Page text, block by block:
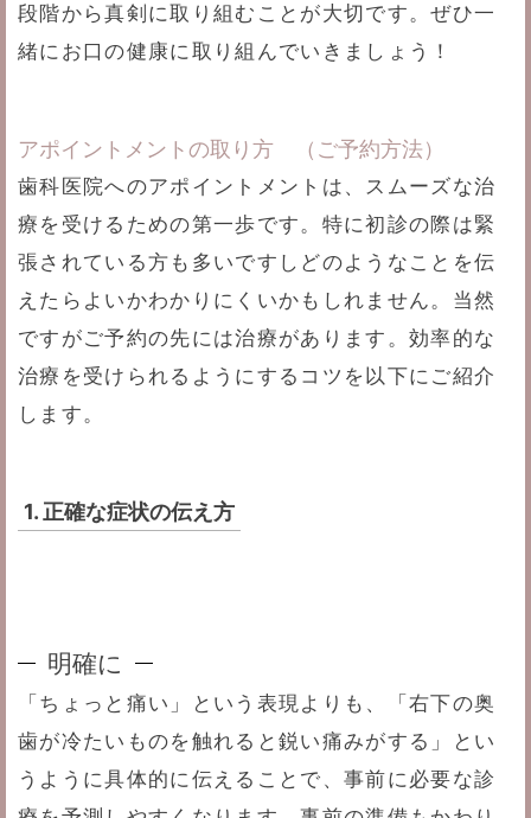
段階から真剣に取り組むことが大切です。ぜひ一
緒にお口の健康に取り組んでいきましょう！
アポイントメントの取り方 （ご予約方法）
歯科医院へのアポイントメントは、スムーズな治
療を受けるための第一歩です。特に初診の際は緊
張されている方も多いですしどのようなことを伝
えたらよいかわかりにくいかもしれません。当然
ですがご予約の先には治療があります。効率的な
治療を受けられるようにするコツを以下にご紹介
します。
1. 正確な症状の伝え方
明確に
「ちょっと痛い」という表現よりも、「右下の奥
歯が冷たいものを触れると鋭い痛みがする」とい
うように具体的に伝えることで、事前に必要な診